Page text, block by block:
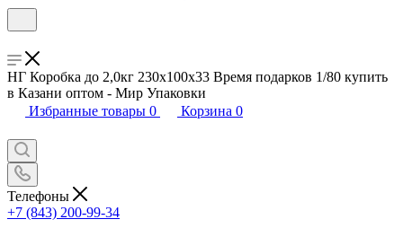
НГ Коробка до 2,0кг 230х100х33 Время подарков 1/80 купить
в Казани оптом - Мир Упаковки
Избранные товары 0 Корзина 0
Телефоны
+7 (843) 200-99-34